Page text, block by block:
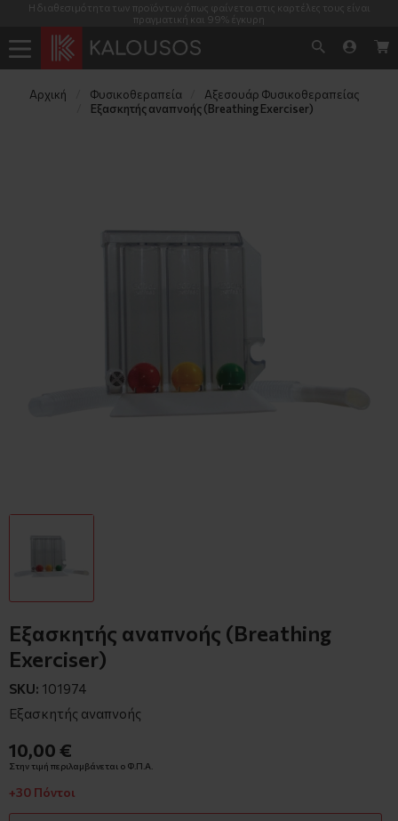
Η διαθεσιμότητα των προϊόντων όπως φαίνεται στις καρτέλες τους είναι
πραγματική και 99% έγκυρη
Αρχική Φυσικοθεραπεία
Αξεσουάρ Φυσικοθεραπείας
Εξασκητής αναπνοής (Breathing Exerciser)
Εξασκητής αναπνοής (Breathing
Exerciser)
SKU: 101974
Εξασκητής αναπνοής
10,00 €
Στην τιμή περιλαμβάνεται ο Φ.Π.Α.
+30 Πόντοι